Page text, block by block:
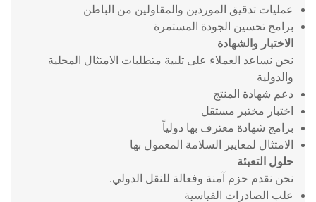
عمليات تدقيق الموردين والمقاولين من الباطن
برامج تحسين الجودة المستمرة
الاختبار والشهادة
نحن نساعد العملاء على تلبية متطلبات الامتثال المحلية
والدولية
دعم شهادة المنتج
اختبار مختبر مستقل
برامج شهادة معترف بها دولياً
الامتثال لمعايير السلامة المعمول بها
حلول التعبئة
نحن نقدم حزم آمنة وفعالة للنقل الدولي.
علب الصادرات القياسية